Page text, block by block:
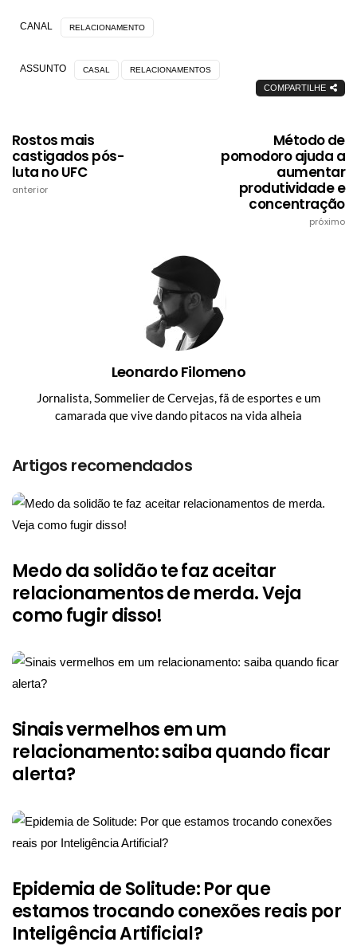
CANAL RELACIONAMENTO
ASSUNTO CASAL RELACIONAMENTOS
COMPARTILHE
Rostos mais
castigados pós-
luta no UFC
anterior
Método de
pomodoro ajuda a
aumentar
produtividade e
concentração
próximo
Leonardo Filomeno
Jornalista, Sommelier de Cervejas, fã de esportes e um
camarada que vive dando pitacos na vida alheia
Artigos recomendados
Medo da solidão te faz aceitar
relacionamentos de merda. Veja
como fugir disso!
Sinais vermelhos em um
relacionamento: saiba quando ficar
alerta?
Epidemia de Solitude: Por que
estamos trocando conexões reais por
Inteligência Artificial?